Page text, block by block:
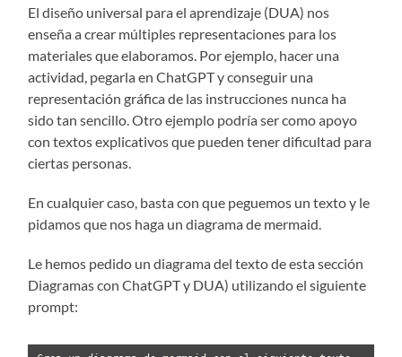
El diseño universal para el aprendizaje (DUA) nos
enseña a crear múltiples representaciones para los
materiales que elaboramos. Por ejemplo, hacer una
actividad, pegarla en ChatGPT y conseguir una
representación gráfica de las instrucciones nunca ha
sido tan sencillo. Otro ejemplo podría ser como apoyo
con textos explicativos que pueden tener dificultad para
ciertas personas.
En cualquier caso, basta con que peguemos un texto y le
pidamos que nos haga un diagrama de mermaid.
Le hemos pedido un diagrama del texto de esta sección
Diagramas con ChatGPT y DUA) utilizando el siguiente
prompt: